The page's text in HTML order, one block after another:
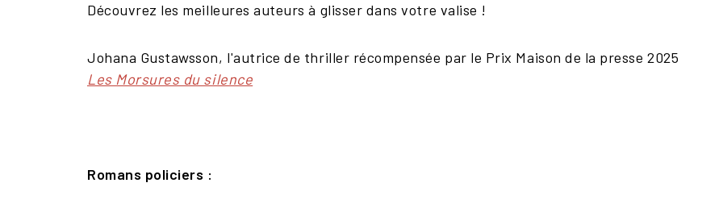
Découvrez les meilleures auteurs à glisser dans votre valise !
Johana Gustawsson, l'autrice de thriller récompensée par le Prix Maison de la presse 2025
Les Morsures du silence
Romans policiers :